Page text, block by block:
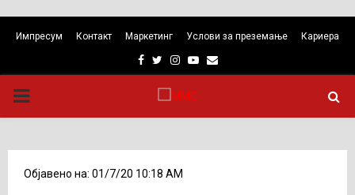
Импресум Контакт Маркетинг Услови за преземање Кариера
Facebook
TwitterInstagram
Youtube
Email
PRIMARY
Објавено на: 01/7/20 10:18 AM